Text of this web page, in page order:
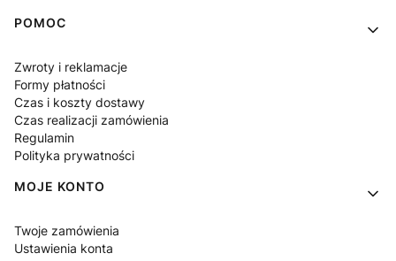
POMOC
Zwroty i reklamacje
Formy płatności
Czas i koszty dostawy
Czas realizacji zamówienia
Regulamin
Polityka prywatności
MOJE KONTO
Twoje zamówienia
Ustawienia konta